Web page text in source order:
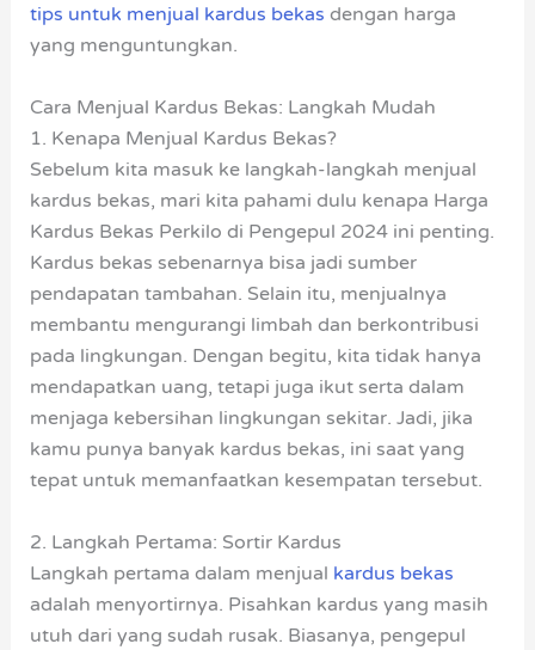
tips untuk menjual kardus bekas dengan harga
yang menguntungkan.
Cara Menjual Kardus Bekas: Langkah Mudah
1. Kenapa Menjual Kardus Bekas?
Sebelum kita masuk ke langkah-langkah menjual
kardus bekas, mari kita pahami dulu kenapa Harga
Kardus Bekas Perkilo di Pengepul 2024 ini penting.
Kardus bekas sebenarnya bisa jadi sumber
pendapatan tambahan. Selain itu, menjualnya
membantu mengurangi limbah dan berkontribusi
pada lingkungan. Dengan begitu, kita tidak hanya
mendapatkan uang, tetapi juga ikut serta dalam
menjaga kebersihan lingkungan sekitar. Jadi, jika
kamu punya banyak kardus bekas, ini saat yang
tepat untuk memanfaatkan kesempatan tersebut.
2. Langkah Pertama: Sortir Kardus
Langkah pertama dalam menjual kardus bekas
adalah menyortirnya. Pisahkan kardus yang masih
utuh dari yang sudah rusak. Biasanya, pengepul